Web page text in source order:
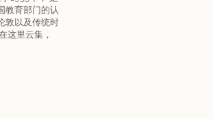
教育部门的认
敦以及传统时
这里云集，